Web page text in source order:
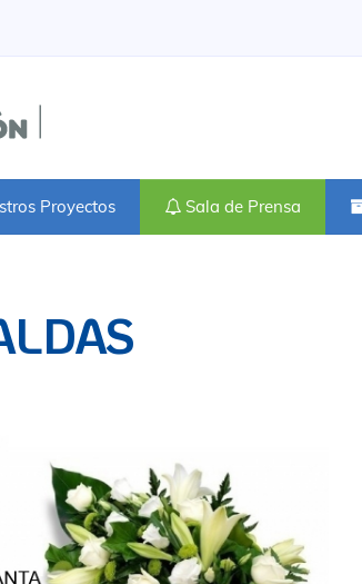
Proyectos Sala de Prensa